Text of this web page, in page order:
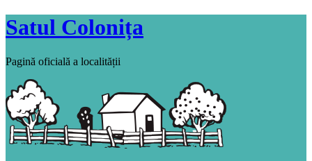
Satul Colonița
Pagină oficială a localității